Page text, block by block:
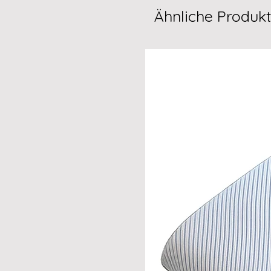
Ähnliche